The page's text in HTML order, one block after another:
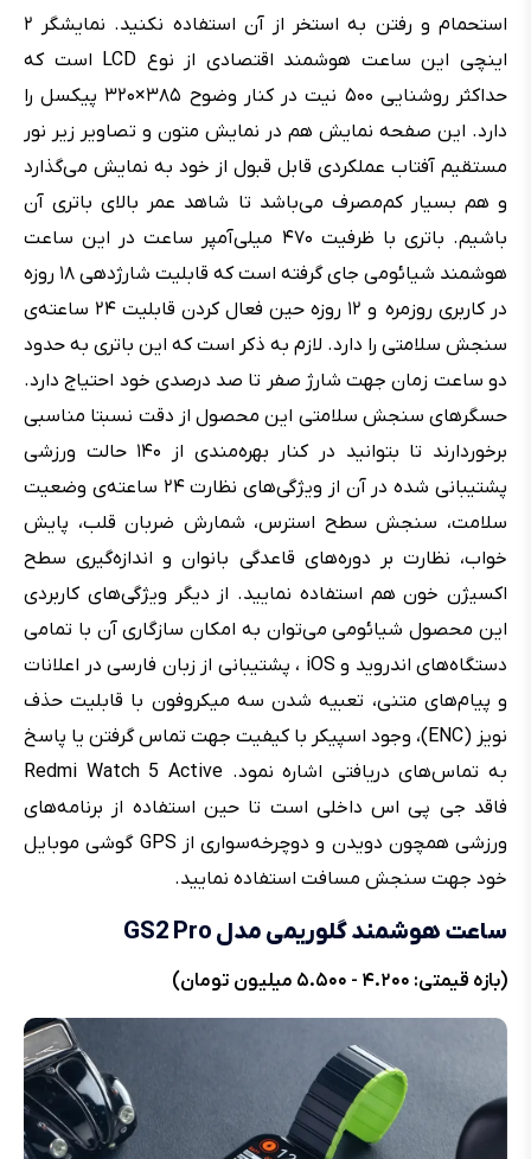
استحمام و رفتن به استخر از آن استفاده نکنید. نمایشگر ۲
اینچی این ساعت هوشمند اقتصادی از نوع LCD است که
حداکثر روشنایی ۵۰۰ نیت در کنار وضوح ۳۸۵×۳۲۰ پیکسل را
دارد. این صفحه نمایش هم در نمایش متون و تصاویر زیر نور
مستقیم آفتاب عملکردی قابل قبول از خود به نمایش می‌گذارد
و هم بسیار کم‌مصرف می‌باشد تا شاهد عمر بالای باتری آن
باشیم. باتری با ظرفیت ۴۷۰ میلی‌آمپر ساعت در این ساعت
هوشمند شیائومی جای گرفته است که قابلیت شارژدهی ۱۸ روزه
در کاربری روزمره و ۱۲ روزه حین فعال کردن قابلیت‌ ۲۴ ساعته‌ی
سنجش سلامتی را دارد. لازم به ذکر است که این باتری به حدود
دو ساعت زمان جهت شارژ صفر تا صد درصدی خود احتیاج دارد.
حسگرهای سنجش سلامتی این محصول از دقت نسبتا مناسبی
برخوردارند تا بتوانید در کنار بهره‌مندی از ۱۴۰ حالت ورزشی
پشتیبانی شده در آن از ویژگی‌های نظارت ۲۴ ساعته‌ی وضعیت
سلامت، سنجش سطح استرس، شمارش ضربان قلب، پایش
خواب، نظارت بر دوره‌های قاعدگی بانوان و اندازه‌گیری سطح
اکسیژن خون هم استفاده نمایید. از دیگر ویژگی‌های کاربردی
این محصول شیائومی می‌توان به امکان سازگاری آن با تمامی
دستگاه‌های اندروید و iOS ، پشتیبانی از زبان فارسی در اعلانات
و پیام‌های متنی، تعبیه شدن سه میکروفون با قابلیت حذف
نویز (ENC)، وجود اسپیکر با کیفیت جهت تماس گرفتن یا پاسخ
به تماس‌های دریافتی اشاره نمود. Redmi Watch 5 Active
فاقد جی پی اس داخلی است تا حین استفاده از برنامه‌های
ورزشی‌ همچون دویدن و دوچرخه‌سواری از GPS گوشی موبایل
خود جهت سنجش مسافت استفاده نمایید.
ساعت هوشمند گلوریمی مدل GS2 Pro
(بازه قیمتی: ۴.۲۰۰ - ۵.۵۰۰ میلیون تومان)